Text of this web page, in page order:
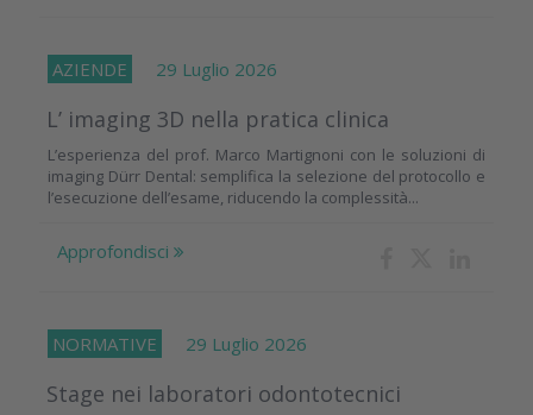
AZIENDE 29 Luglio 2026
L’ imaging 3D nella pratica clinica
L’esperienza del prof. Marco Martignoni con le soluzioni di
imaging Dürr Dental: semplifica la selezione del protocollo e
l’esecuzione dell’esame, riducendo la complessità...
Approfondisci
NORMATIVE 29 Luglio 2026
Stage nei laboratori odontotecnici